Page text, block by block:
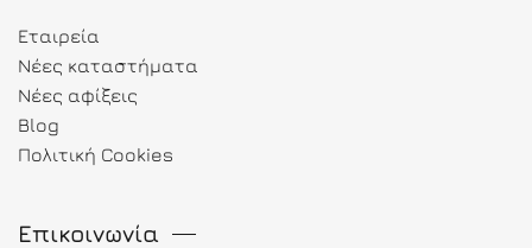
Εταιρεία
Νέες καταστήματα
Νέες αφίξεις
Blog
Πολιτική Cookies
Επικοινωνία